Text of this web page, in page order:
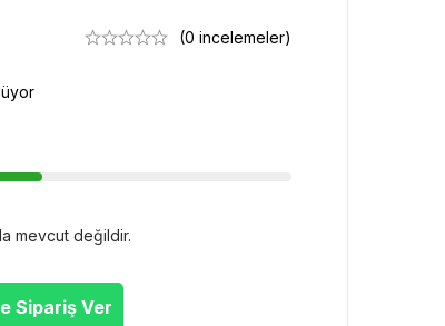
(0 incelemeler)
mevcut değildir.
Sipariş Ver